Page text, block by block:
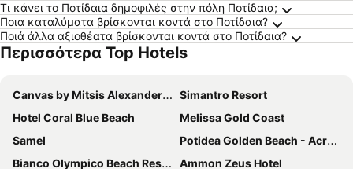
Τι κάνει το Ποτίδαια δημοφιλές στην πόλη Ποτίδαια;
Ποια καταλύματα βρίσκονται κοντά στο Ποτίδαια?
Ποιά άλλα αξιοθέατα βρίσκονται κοντά στο Ποτίδαια?
Περισσότερα Top Hotels
Canvas by Mitsis Alexander the Great
Simantro Resort
Hotel Coral Blue Beach
Melissa Gold Coast
Samel
Potidea Golden Beach - Across Hotels & Resorts
Bianco Olympico Beach Resort by Anayia All Inclusive Resorts
Ammon Zeus Hotel